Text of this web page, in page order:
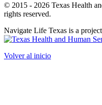
© 2015 - 2026 Texas Health
rights reserved.
Navigate Life Texas is a
Volver al inicio